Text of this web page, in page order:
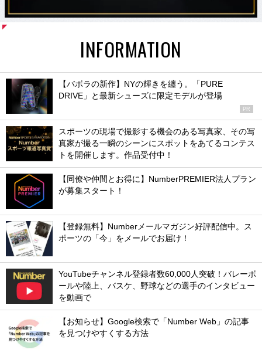
INFORMATION
【バボラの新作】NYの輝きを纏う。「PURE
DRIVE」と最新シューズに限定モデルが登場
PR
スポーツの現場で撮影する機会のある写真家、その写
真家が撮る一瞬のシーンにスポットをあてるコンテス
トを開催します。作品受付中！
【同僚や仲間とお得に】NumberPREMIER法人プラン
が募集スタート！
【登録無料】Numberメールマガジン好評配信中。ス
ポーツの「今」をメールでお届け！
YouTubeチャンネル登録者数60,000人突破！バレーボ
ールや陸上、バスケ、野球などの選手のインタビュー
を動画で
【お知らせ】Google検索で「Number Web」の記事
を見つけやすくする方法